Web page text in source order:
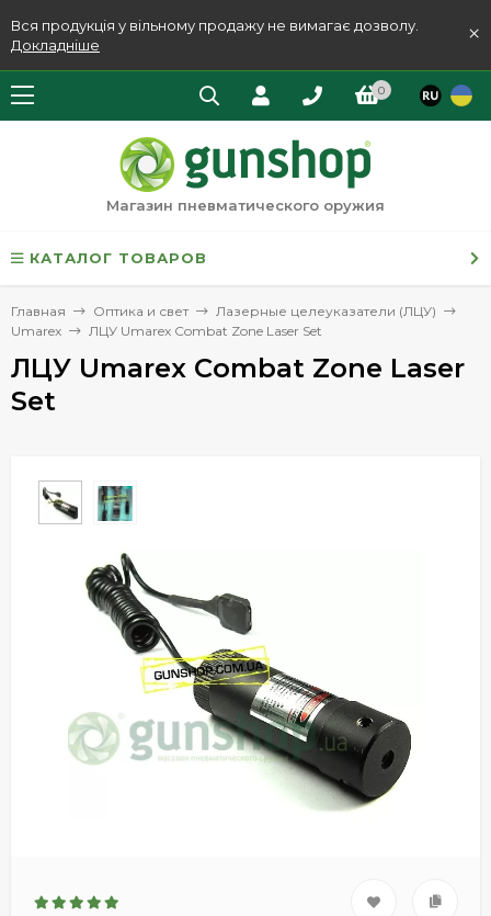
Вся продукція у вільному продажу не вимагає дозволу.
Докладніше
×
0
Магазин пневматического оружия
КАТАЛОГ ТОВАРОВ
Главная Оптика и свет
Лазерные целеуказатели (ЛЦУ)
Umarex
ЛЦУ Umarex Combat Zone Laser Set
ЛЦУ Umarex Combat Zone Laser
Set